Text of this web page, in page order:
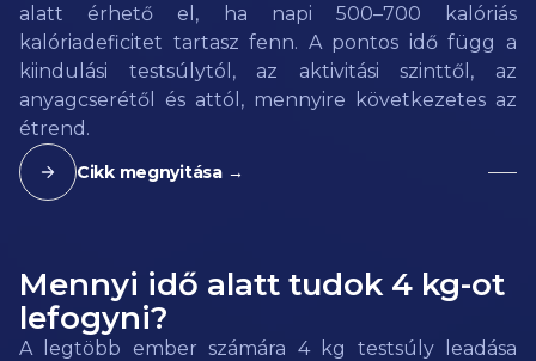
alatt érhető el, ha napi 500–700 kalóriás
kalóriadeficitet tartasz fenn. A pontos idő függ a
kiindulási testsúlytól, az aktivitási szinttől, az
anyagcserétől és attól, mennyire következetes az
étrend.
Cikk megnyitása →
Mennyi idő alatt tudok 4 kg-ot
lefogyni?
A legtöbb ember számára 4 kg testsúly leadása